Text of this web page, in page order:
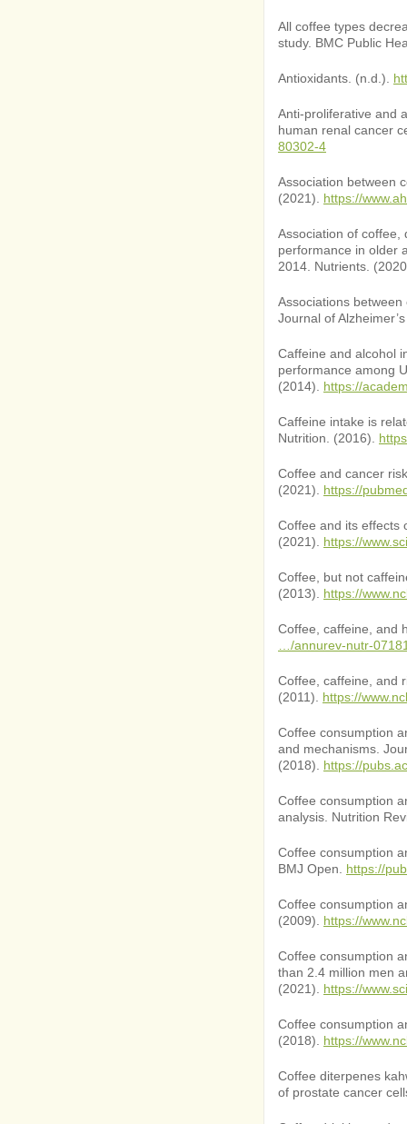
All coffee types
study. BMC Public
Antioxidants. (n.d.).
Anti-proliferative and
human renal cancer
80302-4
Association between
(2021). https://
Association of coffee,
performance in older
2014. Nutrients.
Associations
Journal of
Caffeine and alcohol
performance among
(2014). https://
Caffeine intake is
Nutrition. (2016).
Coffee and cancer
(2021). https://
Coffee and its effects
(2021). https://
Coffee, but not
(2013). https://
Coffee, caffeine, and
…/annurev-nutr-
Coffee, caffeine, and
(2011). https://
Coffee consumption
and mechanisms.
(2018). https://
Coffee consumption
analysis. Nutrition
Coffee consumption
BMJ Open. https://
Coffee consumption
(2009). https://
Coffee consumption
than 2.4 million men
(2021). https://
Coffee consumption
(2018). https://
Coffee diterpenes
of prostate cancer